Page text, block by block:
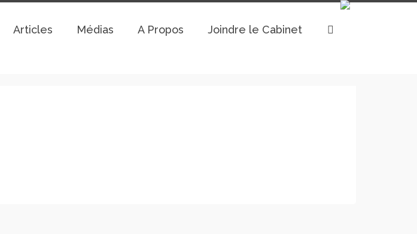
Articles Médias A Propos Joindre le Cabinet